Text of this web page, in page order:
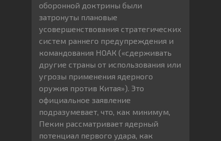
оборонной доктрины были
затронуты плановые
усовершенствования стратегических
систем раннего предупреждения и
командования НОАК («сдерживать
другие страны от использования или
угрозы применения ядерного
оружия против Китая»). Это
официальное заявление
подразумевает, что, как минимум,
Пекин рассматривает ядерный
потенциал первого удара, как